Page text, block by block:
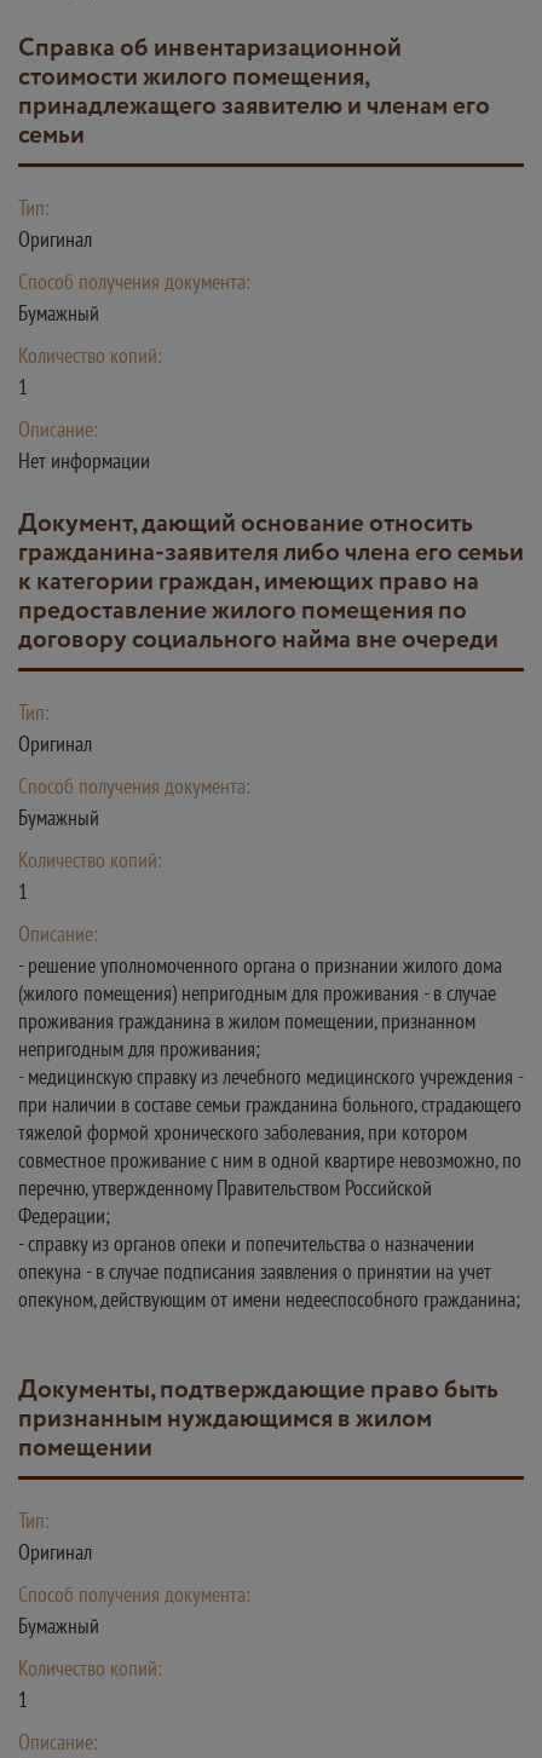
справка об инвентаризационной
стоимости жилого помещения,
принадлежащего заявителю и членам его
семьи
Тип:
Оригинал
Способ получения документа:
Бумажный
Количество копий:
1
Описание:
Нет информации
документ, дающий основание относить
гражданина-заявителя либо члена его семьи
к категории граждан, имеющих право на
предоставление жилого помещения по
договору социального найма вне очереди
Тип:
Оригинал
Способ получения документа:
Бумажный
Количество копий:
1
Описание:
- решение уполномоченного органа о признании жилого дома
(жилого помещения) непригодным для проживания - в случае
проживания гражданина в жилом помещении, признанном
непригодным для проживания;
- медицинскую справку из лечебного медицинского учреждения -
при наличии в составе семьи гражданина больного, страдающего
тяжелой формой хронического заболевания, при котором
совместное проживание с ним в одной квартире невозможно, по
перечню, утвержденному Правительством Российской
Федерации;
- справку из органов опеки и попечительства о назначении
опекуна - в случае подписания заявления о принятии на учет
опекуном, действующим от имени недееспособного гражданина;
документы, подтверждающие право быть
признанным нуждающимся в жилом
помещении
Тип:
Оригинал
Способ получения документа:
Бумажный
Количество копий:
1
Описание: